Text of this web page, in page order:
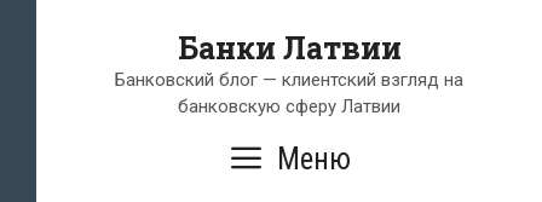
содержимому
Банки Латвии
Банковский блог — клиентский взгляд на
банковскую сферу Латвии
Меню